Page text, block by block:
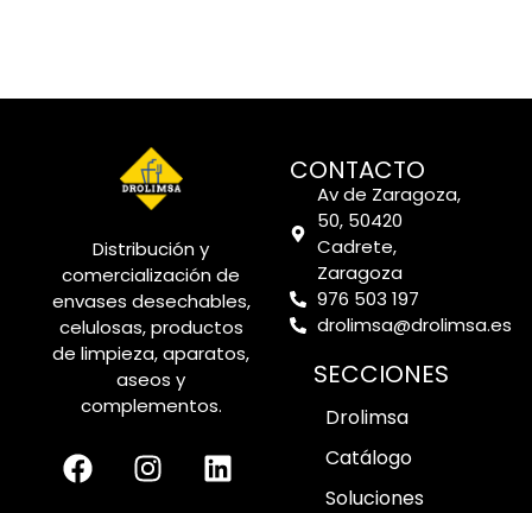
Distribución y
comercialización de
envases desechables,
celulosas, productos
de limpieza, aparatos,
aseos y
complementos.
CONTACTO
Av de Zaragoza,
50, 50420
Cadrete,
Zaragoza
976 503 197
drolimsa@drolimsa.es
SECCIONES
Drolimsa
Catálogo
Soluciones